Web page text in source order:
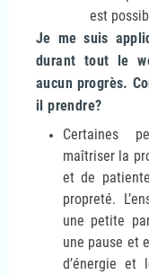
est
Je me suis
durant tout le
aucun progrès.
il prendre?
Certaines
maîtriser la
et de
propreté.
une petite
une pause et
d’énergie et